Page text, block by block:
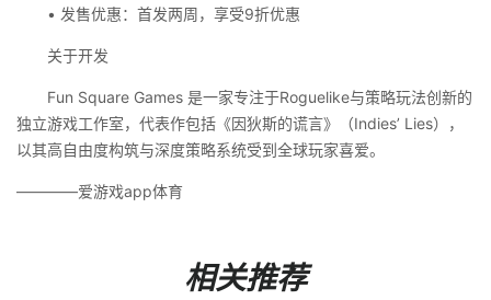
• 发售优惠：首发两周，享受9折优惠
关于开发
Fun Square Games 是一家专注于Roguelike与策略玩法创新的
独立游戏工作室，代表作包括《因狄斯的谎言》（Indies’ Lies），
以其高自由度构筑与深度策略系统受到全球玩家喜爱。
————爱游戏app体育
相关推荐